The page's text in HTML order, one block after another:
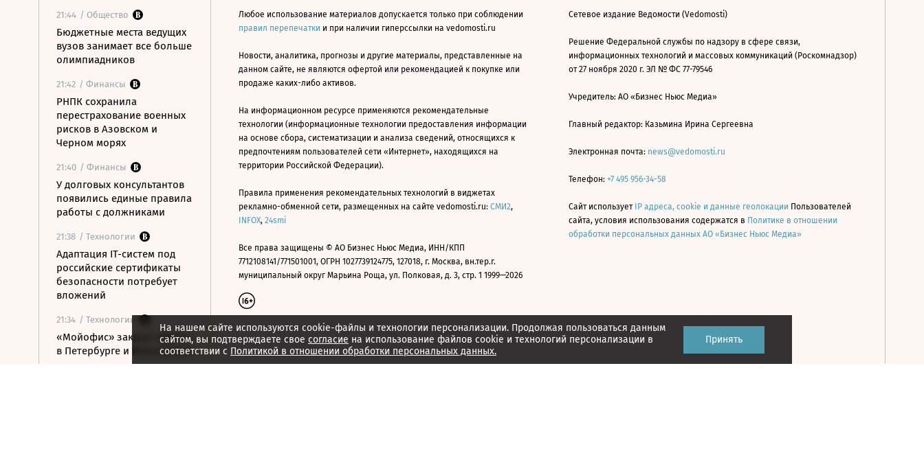
21:44 / Общество
Бюджетные места ведущих
вузов занимает все больше
олимпиадников
21:42 / Финансы
РНПК сохранила
перестрахование военных
рисков в Азовском и
Черном морях
21:40 / Финансы
У долговых консультантов
появились единые правила
работы с должниками
21:38 / Технологии
Адаптация IT-систем под
российские сертификаты
безопасности потребует
вложений
21:34 / Технологии
«Мойофис» закрыл офисы
в Петербурге и Иннополисе
На нашем сайте используются cookie-файлы и технологии персонализации. Продолжая пользоваться данным
сайтом, вы подтверждаете свое согласие на использование файлов cookie и технологий персонализации в
соответствии с Политикой в отношении обработки персональных данных.
Принять
Любое использование материалов допускается только при соблюдении
правил перепечатки и при наличии гиперссылки на vedomosti.ru
Новости, аналитика, прогнозы и другие материалы, представленные на
данном сайте, не являются офертой или рекомендацией к покупке или
продаже каких-либо активов.
На информационном ресурсе применяются рекомендательные
технологии (информационные технологии предоставления информации
на основе сбора, систематизации и анализа сведений, относящихся к
предпочтениям пользователей сети «Интернет», находящихся на
территории Российской Федерации).
Правила применения рекомендательных технологий в виджетах
рекламно-обменной сети, размещенных на сайте vedomosti.ru: СМИ2,
INFOX, 24smi
Все права защищены © АО Бизнес Ньюс Медиа, ИНН/КПП
7712108141/771501001, ОГРН 1027739124775, 127018, г. Москва, вн.тер.г.
муниципальный округ Марьина Роща, ул. Полковая, д. 3, стр. 1 1999—2026
Сетевое издание Ведомости (Vedomosti)
Решение Федеральной службы по надзору в сфере связи,
информационных технологий и массовых коммуникаций (Роскомнадзор)
от 27 ноября 2020 г. ЭЛ № ФС 77-79546
Учредитель: АО «Бизнес Ньюс Медиа»
Главный редактор: Казьмина Ирина Сергеевна
Электронная почта: news@vedomosti.ru
Телефон: +7 495 956-34-58
Сайт использует IP адреса, cookie и данные геолокации Пользователей
сайта, условия использования содержатся в Политике в отношении
обработки персональных данных АО «Бизнес Ньюс Медиа»